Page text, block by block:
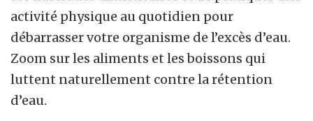
activité physique au quotidien pour
débarrasser votre organisme de l’excès d’eau.
Zoom sur les aliments et les boissons qui
luttent naturellement contre la rétention
d’eau.